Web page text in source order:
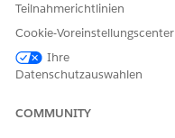
Teilnahmerichtlinien
Cookie-Voreinstellungscenter
Ihre
Datenschutzauswahlen
COMMUNITY